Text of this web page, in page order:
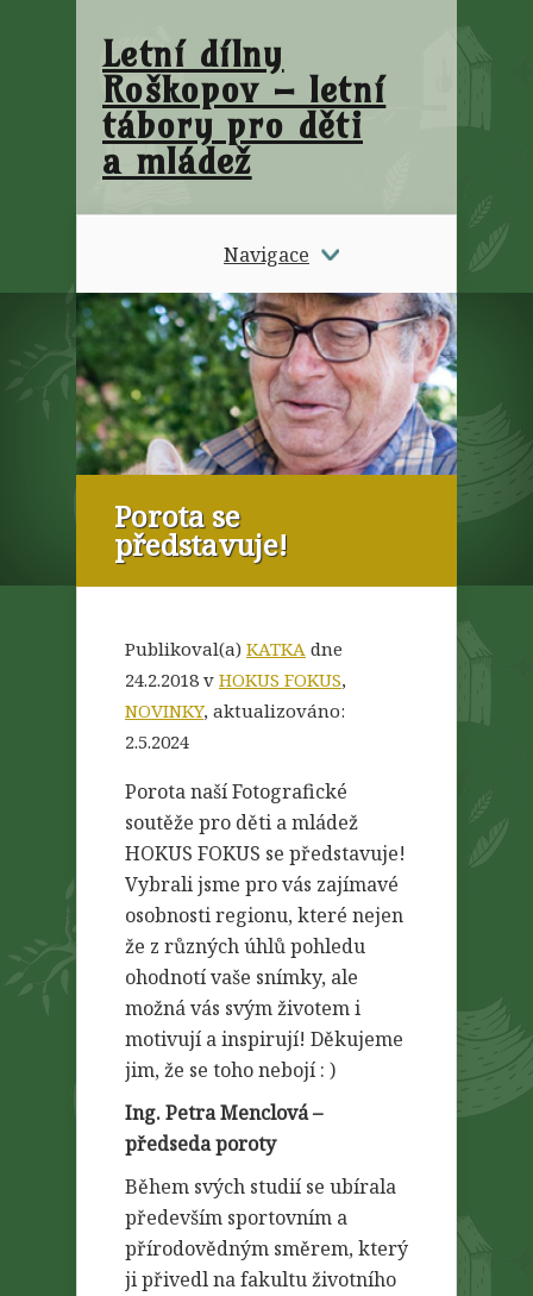
Letní dílny
Roškopov – letní
tábory pro děti
a mládež
Navigace
Porota se
představuje!
Publikoval(a) KATKA dne
24.2.2018 v HOKUS FOKUS,
NOVINKY, aktualizováno:
2.5.2024
Porota naší Fotografické
soutěže pro děti a mládež
HOKUS FOKUS se představuje!
Vybrali jsme pro vás zajímavé
osobnosti regionu, které nejen
že z různých úhlů pohledu
ohodnotí vaše snímky, ale
možná vás svým životem i
motivují a inspirují! Děkujeme
jim, že se toho nebojí : )
Ing. Petra Menclová –
předseda poroty
Během svých studií se ubírala
především sportovním a
přírodovědným směrem, který
ji přivedl na fakultu životního